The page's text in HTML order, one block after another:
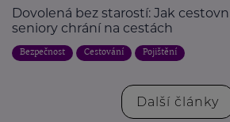
Dovolená bez starostí: Jak
seniory chrání na cestách
Bezpečnost Cestování Pojištění
Další články